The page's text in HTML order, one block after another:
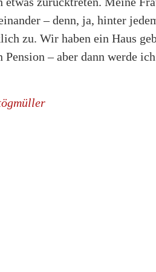
– denn, ja, hinter
zu. Wir haben ein Haus
Pension – aber dann werde